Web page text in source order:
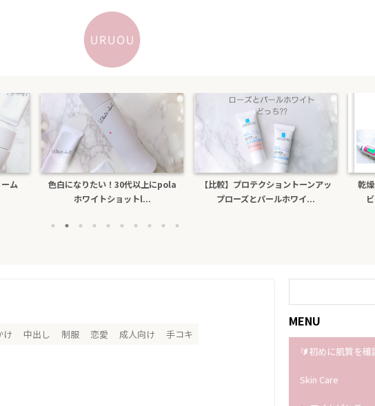
ム
色白になりたい！30代以上にpola
ホワイトショットl...
【比較】プロテクショントーンアッ
プローズとパールホワイ...
乾
け 中出し 制服 恋愛 成人向け
手コキ
MENU
🔰初めに肌質を確
Skin Care